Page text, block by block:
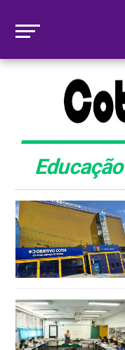
Educação